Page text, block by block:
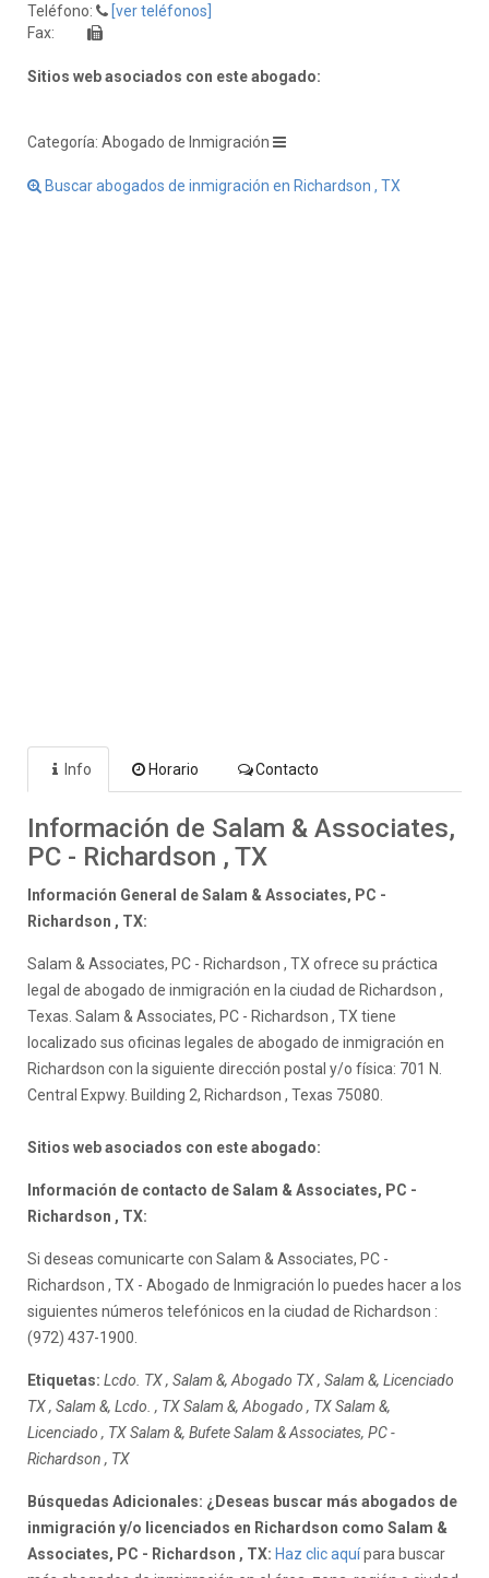
Teléfono:
[ver teléfonos]
Fax:
Sitios web asociados con este abogado:
Categoría: Abogado de Inmigración
Buscar abogados de inmigración en Richardson , TX
Info Horario Contacto
Información de Salam & Associates,
PC - Richardson , TX
Información General de Salam & Associates, PC -
Richardson , TX:
Salam & Associates, PC - Richardson , TX ofrece su práctica
legal de abogado de inmigración en la ciudad de Richardson ,
Texas. Salam & Associates, PC - Richardson , TX tiene
localizado sus oficinas legales de abogado de inmigración en
Richardson con la siguiente dirección postal y/o física: 701 N.
Central Expwy. Building 2, Richardson , Texas 75080.
Sitios web asociados con este abogado:
Información de contacto de Salam & Associates, PC -
Richardson , TX:
Si deseas comunicarte con Salam & Associates, PC -
Richardson , TX - Abogado de Inmigración lo puedes hacer a los
siguientes números telefónicos en la ciudad de Richardson :
(972) 437-1900.
Etiquetas: Lcdo. TX , Salam &, Abogado TX , Salam &, Licenciado
TX , Salam &, Lcdo. , TX Salam &, Abogado , TX Salam &,
Licenciado , TX Salam &, Bufete Salam & Associates, PC -
Richardson , TX
Búsquedas Adicionales: ¿Deseas buscar más abogados de
inmigración y/o licenciados en Richardson como Salam &
Associates, PC - Richardson , TX: Haz clic aquípara buscar